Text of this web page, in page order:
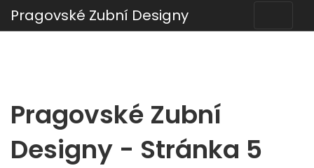
Pragovské Zubní Designy
Pragovské Zubní
Designy - Stránka 5